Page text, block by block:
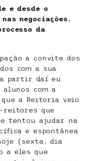
e desde o
negociações.
da
a convite dos
com a sua
partir daí eu
com a
a Reitoria veio
reitores que
tentou ajudar na
e espontânea
(sexta, dia
a eles que